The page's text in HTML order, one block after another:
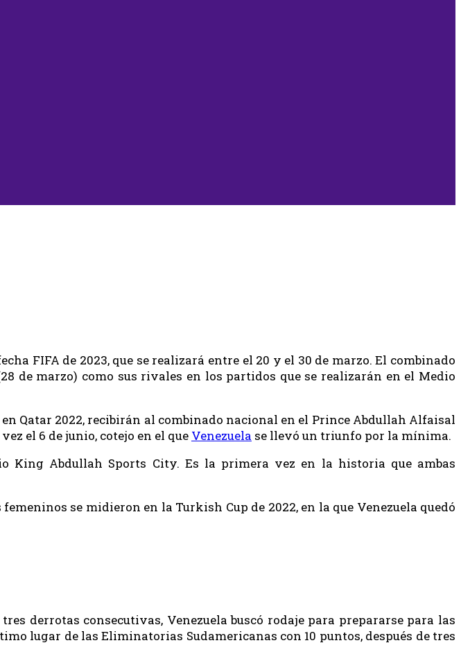
FIFA de 2023, que se realizará entre el 20 y el 30 de marzo. El combinado
de marzo) como sus rivales en los partidos que se realizarán en el Medio
Qatar 2022, recibirán al combinado nacional en el Prince Abdullah Alfaisal
el 6 de junio, cotejo en el que Venezuela se llevó un triunfo por la mínima.
King Abdullah Sports City. Es la primera vez en la historia que ambas
se midieron en la Turkish Cup de 2022, en la que Venezuela quedó
derrotas consecutivas, Venezuela buscó rodaje para prepararse para las
lugar de las Eliminatorias Sudamericanas con 10 puntos, después de tres